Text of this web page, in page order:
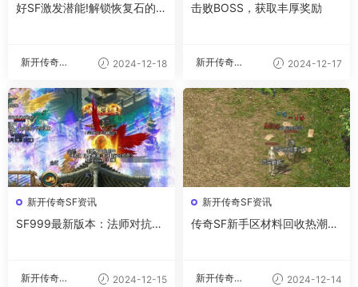
好SF激发潜能!解锁恢复石的强
新开传奇私
2024-12-18
击败BOSS，获取丰厚奖励
新开传奇私
2024-12-17
新开传奇SF资讯
SF999最新版本：法师对抗道
新开传奇私
2024-12-15
新开传奇SF资讯
传奇SF新手区材料回收热潮：
新开传奇私
2024-12-14